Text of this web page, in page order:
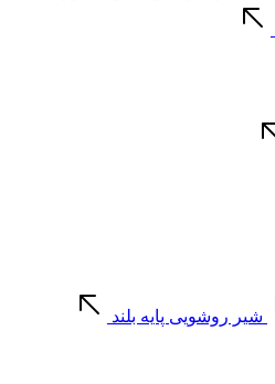
شیر روشویی پایه بلند